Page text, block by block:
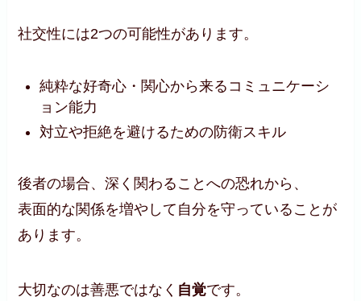
社交性には2つの可能性があります。
純粋な好奇心・関心から来るコミュニケーシ
ョン能力
対立や拒絶を避けるための防衛スキル
後者の場合、深く関わることへの恐れから、
表面的な関係を増やして自分を守っていることが
あります。
大切なのは善悪ではなく 自覚です。